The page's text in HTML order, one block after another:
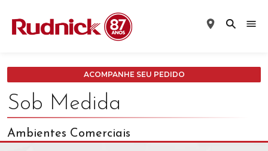
ACOMPANHE SEU PEDIDO
Sob Medida
Ambientes Comerciais